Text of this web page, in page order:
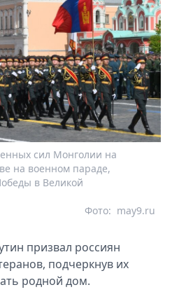
сил Монголии на
на военном параде,
в Великой
may9.ru
Фото:
призвал россиян
подчеркнув их
родной дом.